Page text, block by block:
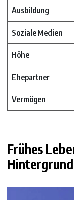
Ausbildung
Soziale Medien
Höhe
Ehepartner
Vermögen
Frühes
Hintergrund